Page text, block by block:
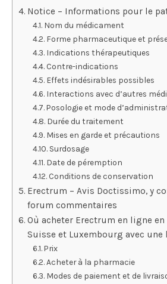
Notice – Informations pour le
Nom du médicament
Forme pharmaceutique et
Indications thérapeutiques
Contre-indications
Effets indésirables possibles
Interactions avec d’autres
Posologie et mode
Durée du traitement
Mises en garde et précautions
Surdosage
Date de péremption
Conditions de conservation
Erectrum – Avis Doctissimo, y
forum commentaires
Où acheter Erectrum en ligne en
Suisse et Luxembourg avec
Prix
Acheter à la pharmacie
Modes de paiement et de